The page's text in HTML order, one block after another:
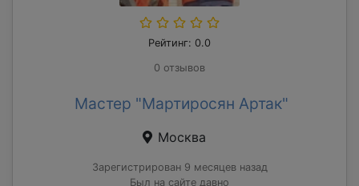
Рейтинг: 0.0
0 отзывов
Мастер "Мартиросян Артак"
Москва
Зарегистрирован 9 месяцев назад
Был на сайте давно